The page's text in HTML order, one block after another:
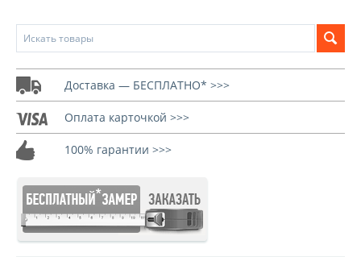
Доставка — БЕСПЛАТНО* >>>
Оплата карточкой >>>
100% гарантии >>>